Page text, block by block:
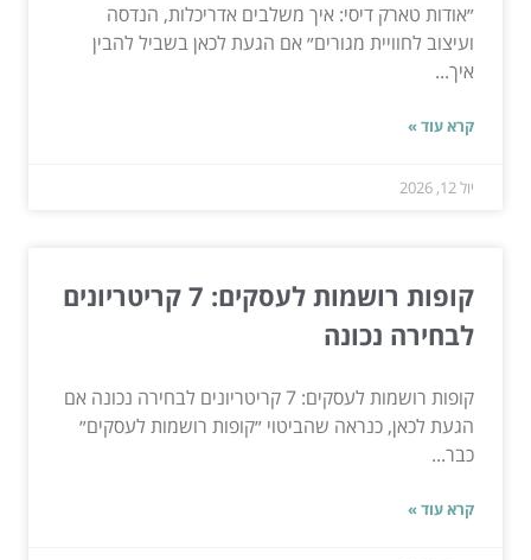
״אודות טארק דיסי: איך משלבים אדריכלות, הנדסה
ועיצוב לחוויית מגורים״ אם הגעת לכאן בשביל להבין
איך...
קרא עוד »
יול 12, 2026
קופות רושמות לעסקים: 7 קריטריונים
לבחירה נכונה
קופות רושמות לעסקים: 7 קריטריונים לבחירה נכונה אם
הגעת לכאן, כנראה שהביטוי ״קופות רושמות לעסקים״
כבר...
קרא עוד »